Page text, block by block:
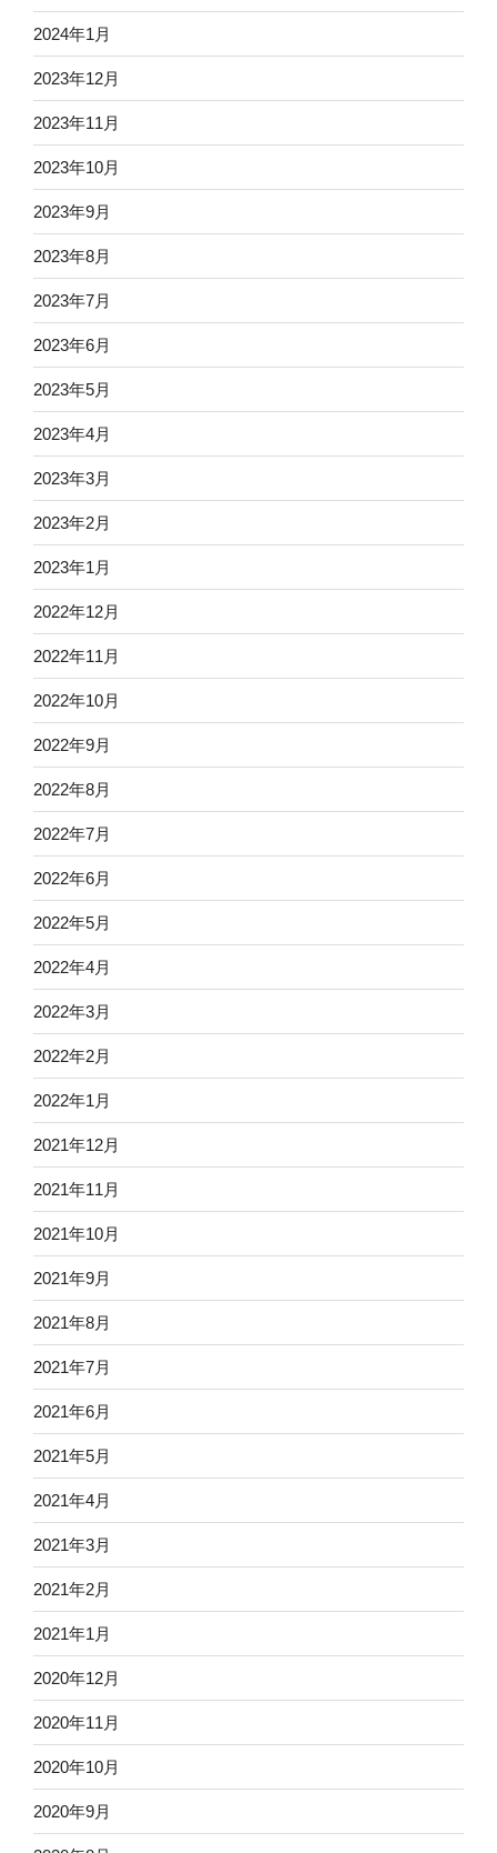
2024年1月
2023年12月
2023年11月
2023年10月
2023年9月
2023年8月
2023年7月
2023年6月
2023年5月
2023年4月
2023年3月
2023年2月
2023年1月
2022年12月
2022年11月
2022年10月
2022年9月
2022年8月
2022年7月
2022年6月
2022年5月
2022年4月
2022年3月
2022年2月
2022年1月
2021年12月
2021年11月
2021年10月
2021年9月
2021年8月
2021年7月
2021年6月
2021年5月
2021年4月
2021年3月
2021年2月
2021年1月
2020年12月
2020年11月
2020年10月
2020年9月